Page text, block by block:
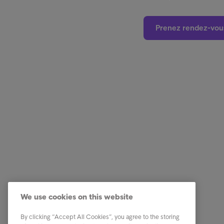
Prenez rendez-
Services
We use cookies on this website
By clicking “Accept All Cookies”, you agree to the storing